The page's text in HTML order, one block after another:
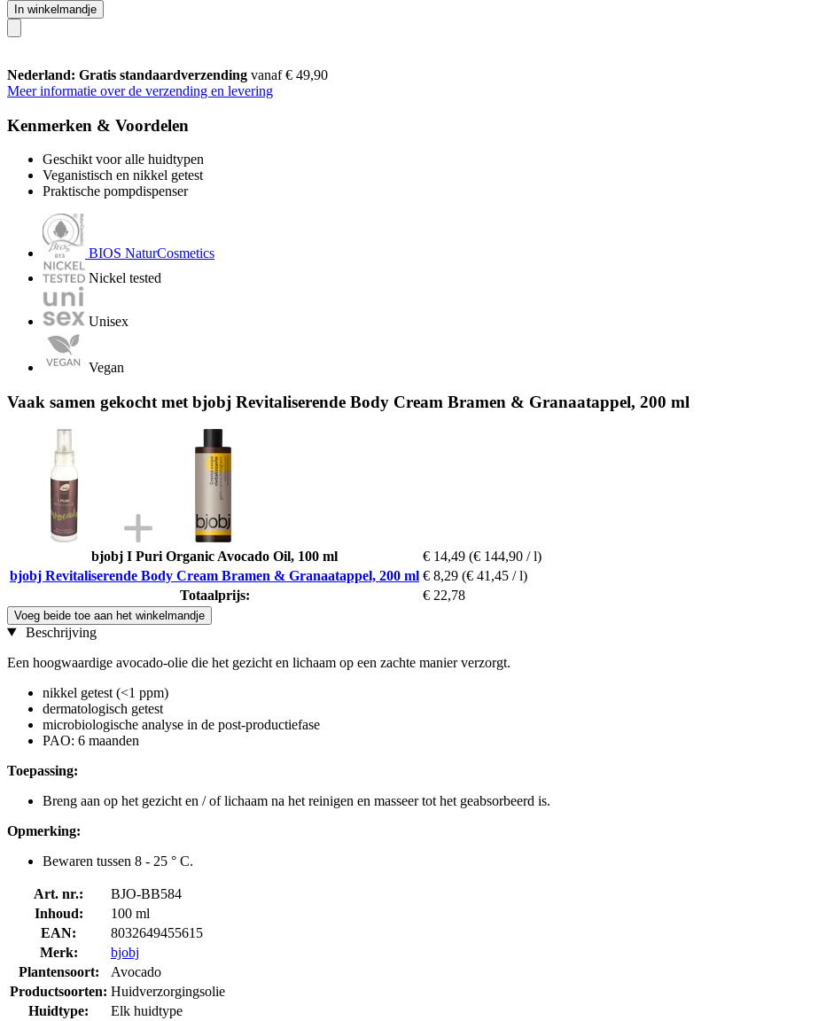
In winkelmandje
Nederland: Gratis standaardverzending vanaf € 49,90
Meer informatie over de verzending en levering
Kenmerken & Voordelen
Geschikt voor alle huidtypen
Veganistisch en nikkel getest
Praktische pompdispenser
BIOS NaturCosmetics
Nickel tested
Unisex
Vegan
Vaak samen gekocht met bjobj Revitaliserende Body Cream Bramen & Granaatappel, 200 ml
bjobj I Puri Organic Avocado Oil, 100 ml € 14,49 (€ 144,90 / l)
bjobj Revitaliserende Body Cream Bramen & Granaatappel, 200 ml € 8,29 (€ 41,45 / l)
Totaalprijs:
€ 22,78
Voeg beide toe aan het winkelmandje
Beschrijving
Een hoogwaardige avocado-olie die het gezicht en lichaam op een zachte manier verzorgt.
nikkel getest (<1 ppm)
dermatologisch getest
microbiologische analyse in de post-productiefase
PAO: 6 maanden
Toepassing:
Breng aan op het gezicht en / of lichaam na het reinigen en masseer tot het geabsorbeerd is.
Opmerking:
Bewaren tussen 8 - 25 ° C.
Art. nr.:
BJO-BB584
Inhoud:
100 ml
EAN:
8032649455615
Merk:
bjobj
Plantensoort:
Avocado
Productsoorten: Huidverzorgingsolie
Huidtype:
Elk huidtype